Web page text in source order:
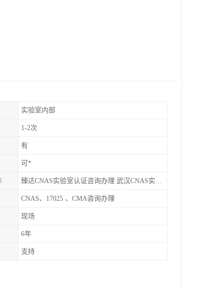
实验室内部
1-2次
有
可*
臻达CNAS实验室认证咨询办理 武汉CNAS实验室认可办理
CNAS、17025 、CMA咨询办理
现场
6年
支持